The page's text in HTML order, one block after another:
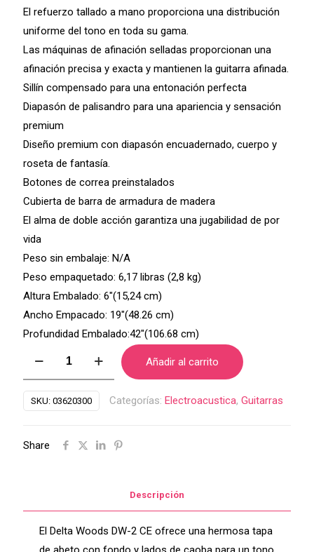
El refuerzo tallado a mano proporciona una distribución
uniforme del tono en toda su gama.
Las máquinas de afinación selladas proporcionan una
afinación precisa y exacta y mantienen la guitarra afinada.
Sillín compensado para una entonación perfecta
Diapasón de palisandro para una apariencia y sensación
premium
Diseño premium con diapasón encuadernado, cuerpo y
roseta de fantasía.
Botones de correa preinstalados
Cubierta de barra de armadura de madera
El alma de doble acción garantiza una jugabilidad de por
vida
Peso sin embalaje: N/A
Peso empaquetado: 6,17 libras (2,8 kg)
Altura Embalado: 6″(15,24 cm)
Ancho Empacado: 19″(48.26 cm)
Profundidad Embalado:42″(106.68 cm)
Delta
Woods
2
Añadir al carrito
SKU: 03620300 Categorías: Electroacustica, Guitarras
Share
Descripción
El Delta Woods DW-2 CE ofrece una hermosa tapa